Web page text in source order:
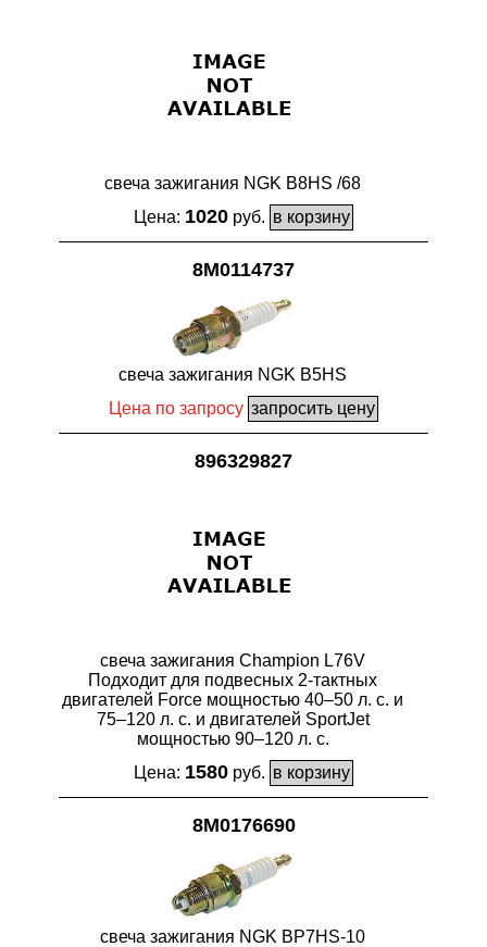
свеча зажигания NGK B8HS /68
Цена: 1020 руб.
8M0114737
свеча зажигания NGK B5HS
Цена по запросу
896329827
свеча зажигания Champion L76V
Подходит для подвесных 2-тактных
двигателей Force мощностью 40–50 л. с. и
75–120 л. с. и двигателей SportJet
мощностью 90–120 л. с.
Цена: 1580 руб.
8M0176690
свеча зажигания NGK BP7HS-10